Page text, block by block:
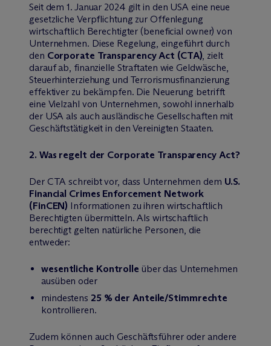
Seit dem 1. Januar 2024 gilt in den USA eine neue
gesetzliche Verpflichtung zur Offenlegung
wirtschaftlich Berechtigter (beneficial owner) von
Unternehmen. Diese Regelung, eingeführt durch
den Corporate Transparency Act (CTA), zielt
darauf ab, finanzielle Straftaten wie Geldwäsche,
Steuerhinterziehung und Terrorismusfinanzierung
effektiver zu bekämpfen. Die Neuerung betrifft
eine Vielzahl von Unternehmen, sowohl innerhalb
der USA als auch ausländische Gesellschaften mit
Geschäftstätigkeit in den Vereinigten Staaten.
2. Was regelt der Corporate Transparency Act?
Der CTA schreibt vor, dass Unternehmen dem U.S.
Financial Crimes Enforcement Network
(FinCEN) Informationen zu ihren wirtschaftlich
Berechtigten übermitteln. Als wirtschaftlich
berechtigt gelten natürliche Personen, die
entweder:
wesentliche Kontrolle über das Unternehmen
ausüben oder
mindestens 25 % der Anteile/Stimmrechte
kontrollieren.
Zudem können auch Geschäftsführer oder andere